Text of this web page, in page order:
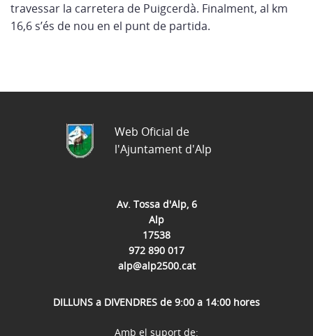
travessar la carretera de Puigcerdà. Finalment, al km
16,6 s’és de nou en el punt de partida.
Av. Tossa d'Alp, 6
Alp
17538
972 890 017
alp@alp2500.cat
DILLUNS a DIVENDRES de 9:00 a 14:00 hores
Web Oficial de
l'Ajuntament d'Alp
Amb el suport de: